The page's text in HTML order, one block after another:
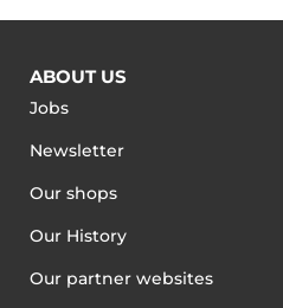
ABOUT US
Jobs
Newsletter
Our shops
Our History
Our partner websites